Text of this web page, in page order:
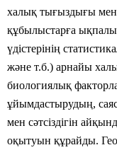
халық тығыздығы мен
құбылыстарға
үдістерінің
және т.б.) арнайы
биологиялық
ұйымдастырудың,
мен сәтсіздігін
оқытуын құрайды.